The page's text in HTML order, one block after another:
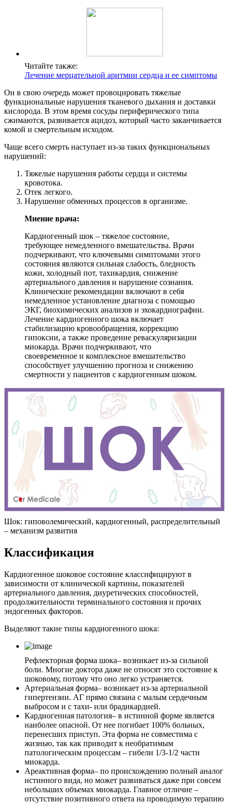
Читайте также:
Лечение мерцательной аритмии сердца и ее симптомы
Он в свою очередь может провоцировать тяжелые
функциональные нарушения тканевого дыхания и доставки
кислорода. В этом время сосуды периферического типа
сжимаются, развивается ацидоз, который часто заканчивается
комой и смертельным исходом.
Чаще всего смерть наступает из-за таких функциональных
нарушений:
Тяжелые нарушения работы сердца и системы
кровотока.
Отек легкого.
Нарушение обменных процессов в организме.
Мнение врача:
Кардиогенный шок – тяжелое состояние,
требующее немедленного вмешательства. Врачи
подчеркивают, что ключевыми симптомами этого
состояния являются сильная слабость, бледность
кожи, холодный пот, тахикардия, снижение
артериального давления и нарушение сознания.
Клинические рекомендации включают в себя
немедленное установление диагноза с помощью
ЭКГ, биохимических анализов и эхокардиографии.
Лечение кардиогенного шока включает
стабилизацию кровообращения, коррекцию
гипоксии, а также проведение реваскуляризации
миокарда. Врачи подчеркивают, что
своевременное и комплексное вмешательство
способствует улучшению прогноза и снижению
смертности у пациентов с кардиогенным шоком.
Шок: гиповолемический, кардиогенный, распределительный
– механизм развития
Классификация
Кардиогенное шоковое состояние классифицируют в
зависимости от клинической картины, показателей
артериального давления, диуретических способностей,
продолжительности терминального состояния и прочих
эндогенных факторов.
Выделяют такие типы кардиогенного шока:
Рефлекторная форма шока– возникает из-за сильной
боли. Многие доктора даже не относят это состояние к
шоковому, потому что оно легко устраняется.
Артериальная форма– возникает из-за артериальной
гипертензии. АГ прямо связана с малым сердечным
выбросом и с тахи- или брадикардией.
Кардиогенная патология– в истинной форме является
наиболее опасной. От нее погибает 100% больных,
перенесших приступ. Эта форма не совместима с
жизнью, так как приводит к необратимым
патологическим процессам – гибели 1/3-1/2 части
миокарда.
Ареактивная форма– по происхождению полный аналог
истинного вида, но может развиваться даже при совсем
небольших объемах миокарда. Главное отличие –
отсутствие позитивного ответа на проводимую терапию